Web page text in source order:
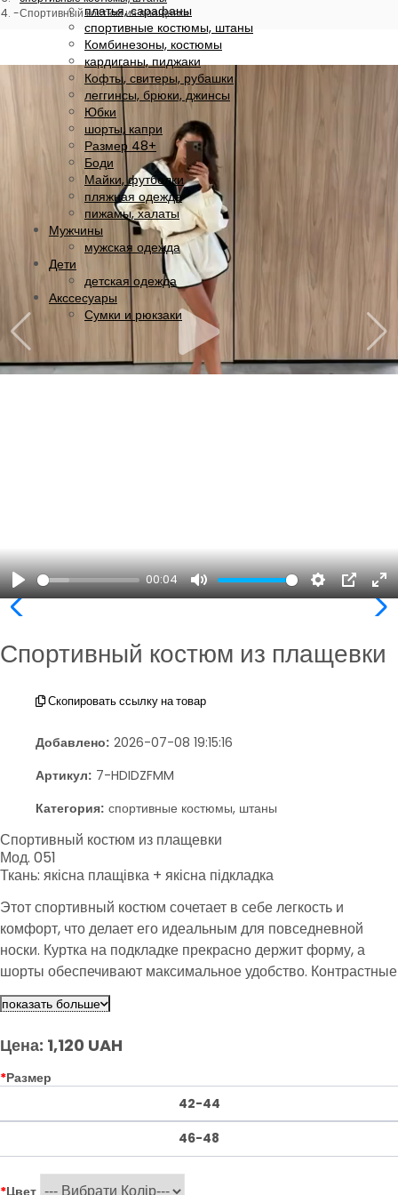
платья, сарафаны
спортивные костюмы, штаны
Комбинезоны, костюмы
кардиганы, пиджаки
Кофты, свитеры, рубашки
леггинсы, брюки, джинсы
Юбки
шорты, капри
Размер 48+
Боди
Майки, футболки
пляжная одежда
пижамы, халаты
Мужчины
мужская одежда
Дети
детская одежда
Акссесуары
Сумки и рюкзаки
Спортивный костюм из плащевки
Play
00:04
Mute Settings
PIP
Спортивный костюм из плащевки
Скопировать ссылку на товар
Добавлено: 2026-07-08 19:15:16
Артикул: 7-HDIDZFMM
Категория: спортивные костюмы, штаны
Спортивный костюм из плащевки
Мод. 051
Ткань: якісна плащівка + якісна підкладка
Этот спортивный костюм сочетает в себе легкость и
комфорт, что делает его идеальным для повседневной
носки. Куртка на подкладке прекрасно держит форму, а
шорты обеспечивают максимальное удобство. Контрастные
детали придают костюму уникальный стиль, позволяя
выглядеть стильно в любой ситуации.
показать больше
Цена: 1,120 UAH
*Размер
42-44
46-48